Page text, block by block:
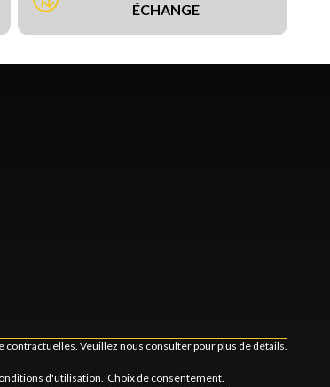
ÉCHANGE
Veuillez nous consulter pour plus de détails.
d'utilisation. Choix de consentement.